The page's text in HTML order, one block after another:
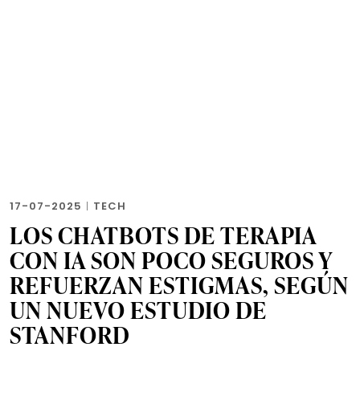
17-07-2025 | TECH
LOS CHATBOTS DE TERAPIA
CON IA SON POCO SEGUROS Y
REFUERZAN ESTIGMAS, SEGÚN
UN NUEVO ESTUDIO DE
STANFORD